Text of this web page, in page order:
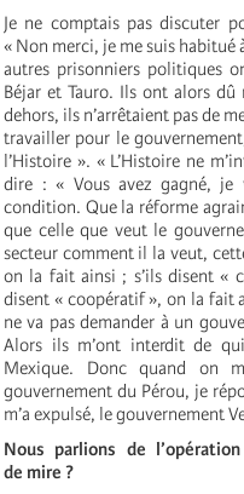
Je ne comptais pas discuter
« Non merci, je me suis habitué
autres prisonniers politiques
Béjar et Tauro. Ils ont alors
dehors, ils n’arrêtaient pas de
travailler pour le
l’Histoire ». « L’Histoire ne
dire : « Vous avez gagné, je
condition. Que la réforme
que celle que veut le
secteur comment il la veut,
on la fait ainsi ; s’ils disent «
disent « coopératif », on la fait
ne va pas demander à un
Alors ils m’ont interdit de
Mexique. Donc quand on
gouvernement du Pérou, je
m’a expulsé, le gouvernement
Nous parlions de
de mire ?